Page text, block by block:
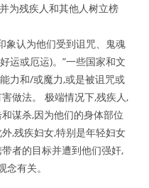
为残疾人和其他人树立榜
象认为他们受到诅咒、鬼魂
运或厄运)。”一些国家和文
力和/或魔力,或是被诅咒或
做法。 极端情况下,残疾人,
谋杀,因为他们的身体部位
,残疾妇女,特别是年轻妇女
者的目标并遭到他们强奸,
有关。